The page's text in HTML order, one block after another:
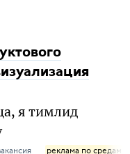
я тимлид
реклама по средам